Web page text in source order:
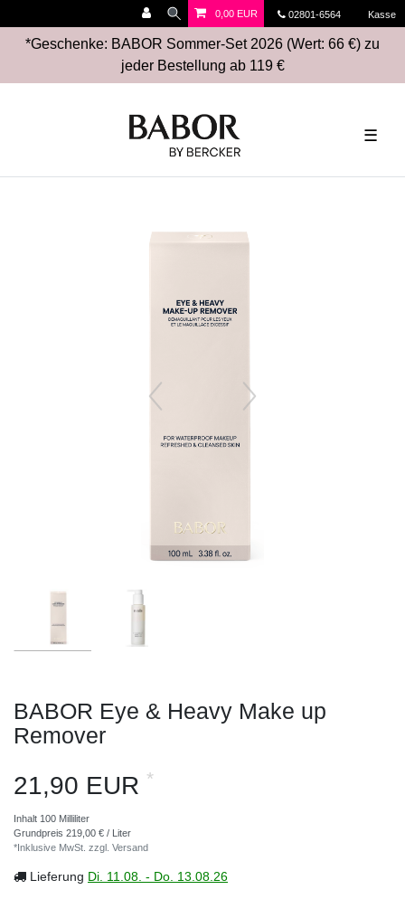
02801-6564 Kasse
0,00 EUR
*Geschenke: BABOR Sommer-Set 2026 (Wert: 66 €) zu
jeder Bestellung ab 119 €
☰
BABOR Eye & Heavy Make up
Remover
21,90 EUR *
Inhalt 100 Milliliter
Grundpreis 219,00 € / Liter
*Inklusive MwSt. zzgl. Versand
Lieferung Di. 11.08. - Do. 13.08.26